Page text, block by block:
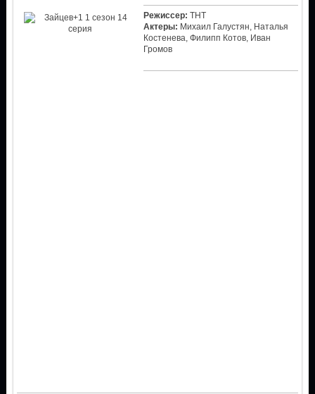
Режиссер: ТНТ
Актеры: Михаил Галустян, Наталья
Костенева, Филипп Котов, Иван
Громов